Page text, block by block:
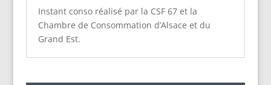
Instant conso réalisé par la CSF 67 et la
Chambre de Consommation d’Alsace et du
Grand Est.